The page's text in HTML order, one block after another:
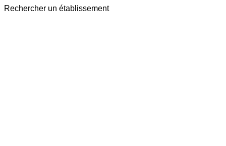
Rechercher un établissement